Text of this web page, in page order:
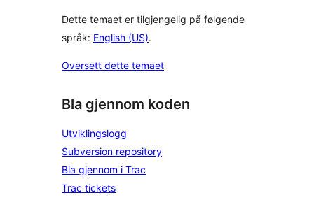
Dette temaet er tilgjengelig på følgende
språk: English (US).
Oversett dette temaet
Bla gjennom koden
Utviklingslogg
Subversion repository
Bla gjennom i Trac
Trac tickets